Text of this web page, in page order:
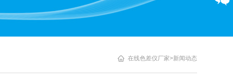
在线色差仪厂家>新闻动态